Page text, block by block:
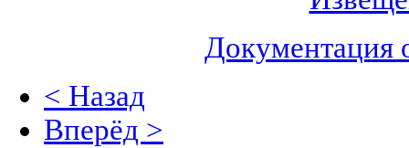
Документация
< Назад
Вперёд >